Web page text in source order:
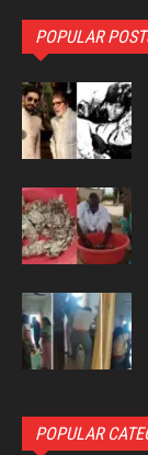
POPULAR
POPULAR